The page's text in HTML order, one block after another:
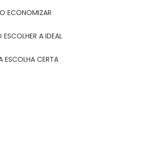
ECONOMIZAR
A IDEAL
ESCOLHA CERTA